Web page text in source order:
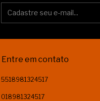
Entre em contato
5518981324517
018981324517